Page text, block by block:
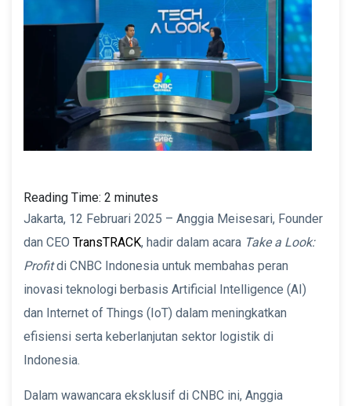
Reading Time: 2 minutes
Jakarta, 12 Februari 2025 – Anggia Meisesari, Founder
dan CEO TransTRACK, hadir dalam acara Take a Look:
Profitdi CNBC Indonesia untuk membahas peran
inovasi teknologi berbasis Artificial Intelligence (AI)
dan Internet of Things (IoT) dalam meningkatkan
efisiensi serta keberlanjutan sektor logistik di
Indonesia.
Dalam wawancara eksklusif di CNBC ini, Anggia